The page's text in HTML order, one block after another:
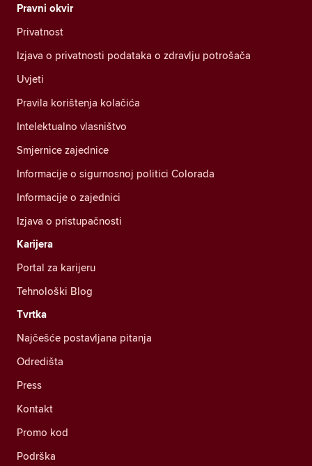
Pravni okvir
Privatnost
Izjava o privatnosti podataka o zdravlju potrošača
Uvjeti
Pravila korištenja kolačića
Intelektualno vlasništvo
Smjernice zajednice
Informacije o sigurnosnoj politici Colorada
Informacije o zajednici
Izjava o pristupačnosti
Karijera
Portal za karijeru
Tehnološki Blog
Tvrtka
Najčešće postavljana pitanja
Odredišta
Press
Kontakt
Promo kod
Podrška